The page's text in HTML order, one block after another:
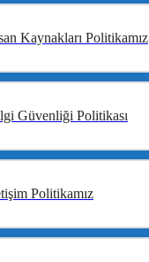
Kaynakları Politikamız
Güvenliği Politikası
Politikamız